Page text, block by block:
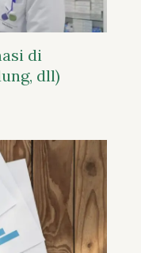
di
dll)